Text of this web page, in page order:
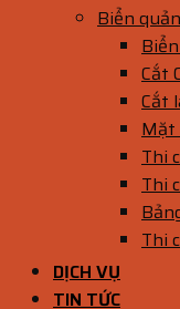
Biển
Cắt
Cắt
Mặt
Thi
Thi
Thi
DỊCH VỤ
TIN TỨC